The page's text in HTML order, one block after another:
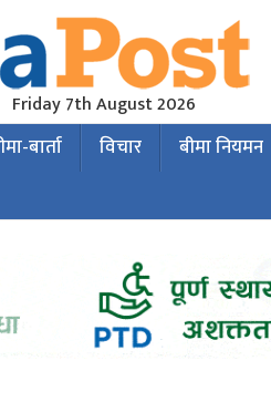
Friday 7th August 2026
बार्ता विचार बीमा नियमन